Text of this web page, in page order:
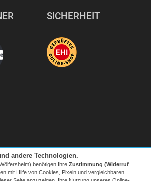
SICHERHEIT
andere Technologien.
benötigen Ihre Zustimmung (Widerruf
mit Hilfe von Cookies, Pixeln und vergleichbaren